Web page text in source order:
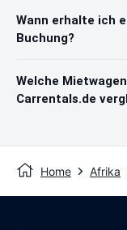
Wann erhalte ich
Buchung?
Welche
Carrentals.de
Home Afrika